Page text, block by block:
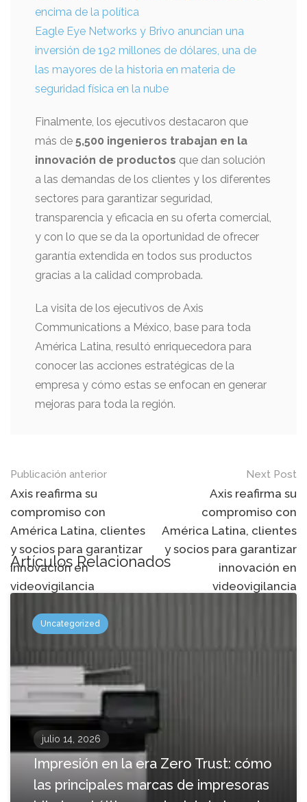
encima de la política
Eagle Eye Networks y Brivo anuncian una
inversión de 192 millones de dólares, una de
las mayores de la historia en materia de
seguridad física en la nube
Finalmente, los ejecutivos destacaron que
más de 5,500 ingenieros trabajan en la
innovación de productos que dan solución
a las demandas de los clientes y los diferentes
sectores para garantizar seguridad,
transparencia y eficacia en su oferta comercial,
y con lo que se da la oportunidad de ofrecer
garantía extendida en todos sus productos
gracias a la calidad comprobada.
La visita de los ejecutivos de Axis
Communications a México, base para toda
América Latina, resultó enriquecedora para
conocer las acciones estratégicas de la
empresa y cómo estas se enfocan en generar
mejoras para toda la región.
Mensaje
de
navegación
Publicación anterior
Axis reafirma su
compromiso con
América Latina, clientes
y socios para garantizar
innovación en
videovigilancia
Next Post
Axis reafirma su
compromiso con
América Latina, clientes
y socios para garantizar
innovación en
videovigilancia
Artículos Relacionados
Uncategorized
julio 14, 2026
Impresión en la era Zero Trust: cómo
las principales marcas de impresoras